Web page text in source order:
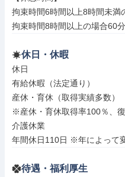
拘束時間6時間以上8時間未満
拘束時間8時間以上の場合60分
休日・休暇
休日
有給休暇（法定通り）
産休・育休（取得実績多数）
※産休・育休取得率100％、
介護休業
年間休日110日 ※年によって
待遇・福利厚生